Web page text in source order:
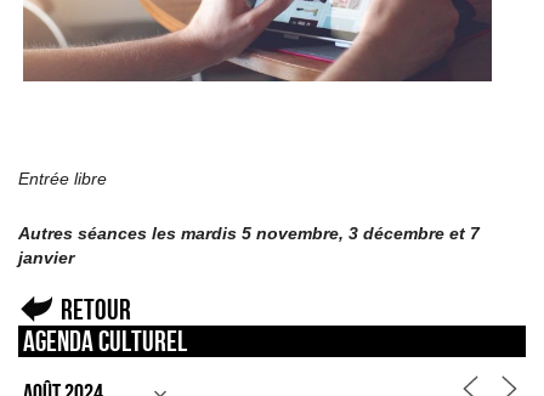
Entrée libre
Autres séances les mardis 5 novembre, 3 décembre et 7
janvier
Retour
Agenda culturel